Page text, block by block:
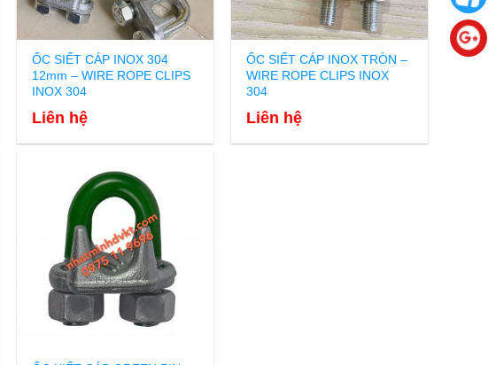
ỐC SIẾT CÁP INOX 304
12mm – WIRE ROPE CLIPS
INOX 304
Liên hệ
ỐC SIẾT CÁP INOX TRÒN –
WIRE ROPE CLIPS INOX
304
Liên hệ